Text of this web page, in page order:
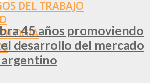
DEL TRABAJO
45 años promoviendo
desarrollo del mercado